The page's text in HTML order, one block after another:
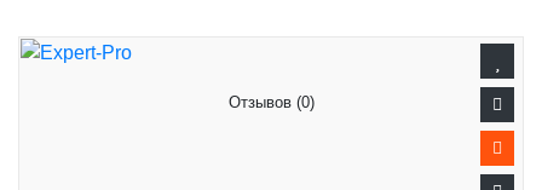
Отзывов (0)